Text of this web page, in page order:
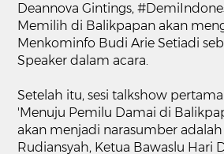
Deannova Gintings,
Memilih di Balikpapan akan
Menkominfo Budi Arie Setiadi
Speaker dalam acara.
Setelah itu, sesi talkshow
'Menuju Pemilu Damai di
akan menjadi narasumber
Rudiansyah, Ketua Bawaslu Hari